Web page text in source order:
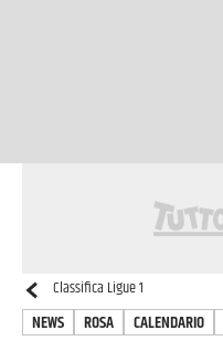
Classifica Ligue 1
NEWS ROSA CALENDARIO